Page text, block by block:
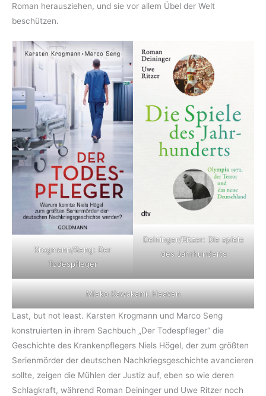
Roman herausziehen, und sie vor allem Übel der Welt
beschützen.
Krogmann/Seng: Der
Todespfleger
Deininger/Ritzer: Die spiele
des Jahrhunderts
Mieko Kawakami: Heaven
Last, but not least. Karsten Krogmann und Marco Seng
konstruierten in ihrem Sachbuch „Der Todespfleger“ die
Geschichte des Krankenpflegers Niels Högel, der zum größten
Serienmörder der deutschen Nachkriegsgeschichte avancieren
sollte, zeigen die Mühlen der Justiz auf, eben so wie deren
Schlagkraft, während Roman Deininger und Uwe Ritzer noch